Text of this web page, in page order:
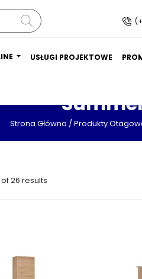
USŁUGI PROJEKTOWE
Strona Główna / Produkty
26 results